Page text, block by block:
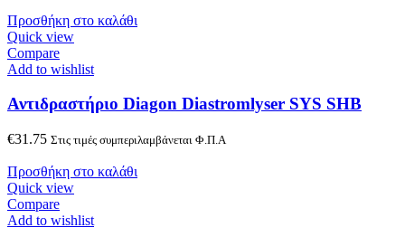
Προσθήκη στο καλάθι
Quick view
Compare
Add to wishlist
Αντιδραστήριο Diagon Diastromlyser SYS SΗB
€31.75 Στις τιμές συμπεριλαμβάνεται Φ.Π.Α
Προσθήκη στο καλάθι
Quick view
Compare
Add to wishlist